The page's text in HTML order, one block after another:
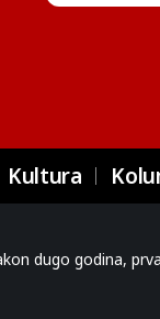
Kultura
dugo godina,